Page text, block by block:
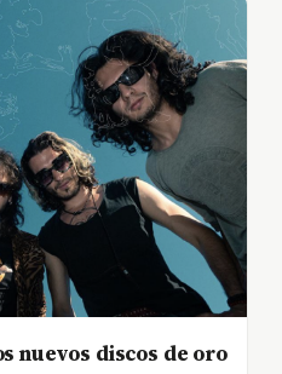
nuevos discos de oro